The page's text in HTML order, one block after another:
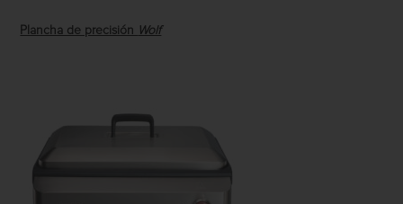
Plancha de precisión Wolf